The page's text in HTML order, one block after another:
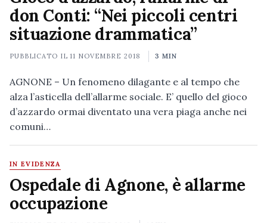
don Conti: “Nei piccoli centri
situazione drammatica”
PUBBLICATO IL11 NOVEMBRE 2018 3 MIN
AGNONE – Un fenomeno dilagante e al tempo che
alza l’asticella dell’allarme sociale. E’ quello del gioco
d’azzardo ormai diventato una vera piaga anche nei
comuni…
IN EVIDENZA
Ospedale di Agnone, è allarme
occupazione